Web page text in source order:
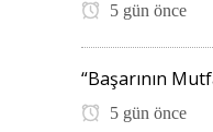
5 gün önce
“Başarının
5 gün önce